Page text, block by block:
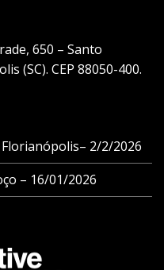
650 – Santo
(SC). CEP 88050-400.
2/2/2026
– 16/01/2026